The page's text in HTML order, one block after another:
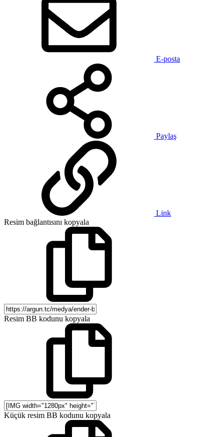
E-posta
Paylaş
Link
Resim bağlantısını kopyala
Resim BB kodunu kopyala
Küçük resim BB kodunu kopyala